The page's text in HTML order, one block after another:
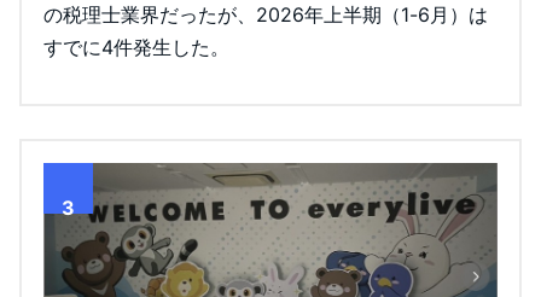
の税理士業界だったが、2026年上半期（1-6月）は
すでに4件発生した。
3